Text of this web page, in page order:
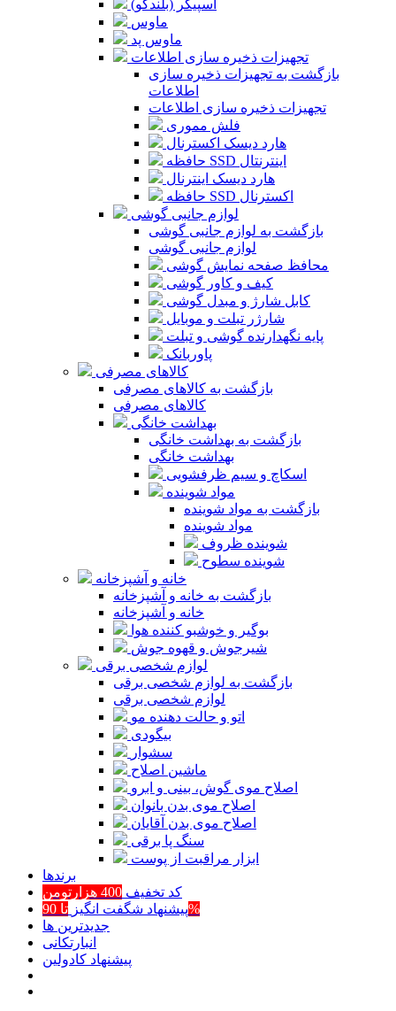
اسپیکر (بلندگو)
ماوس
ماوس پد
تجهیزات ذخیره سازی اطلاعات
بازگشت به تجهیزات ذخیره سازی
اطلاعات
تجهیزات ذخیره سازی اطلاعات
فلش مموری
هارد دیسک اکسترنال
حافظه SSD اینترنتال
هارد دیسک اینترنال
حافظه SSD اکسترنال
لوازم جانبی گوشی
بازگشت به لوازم جانبی گوشی
لوازم جانبی گوشی
محافظ صفحه نمایش گوشی
کیف و کاور گوشی
کابل شارژ و مبدل گوشی
شارژر تبلت و موبایل
پایه نگهدارنده گوشی و تبلت
پاوربانک
کالاهای مصرفی
بازگشت به کالاهای مصرفی
کالاهای مصرفی
بهداشت خانگی
بازگشت به بهداشت خانگی
بهداشت خانگی
اسکاچ و سیم ظرفشویی
مواد شوینده
بازگشت به مواد شوینده
مواد شوینده
شوینده ظروف
شوینده سطوح
خانه و آشپزخانه
بازگشت به خانه و آشپزخانه
خانه و آشپزخانه
بوگیر و خوشبو کننده هوا
شیرجوش و قهوه جوش
لوازم شخصی برقی
بازگشت به لوازم شخصی برقی
لوازم شخصی برقی
اتو و حالت دهنده مو
بیگودی
سشوار
ماشین اصلاح
اصلاح موی گوش، بینی و ابرو
اصلاح موی بدن بانوان
اصلاح موی بدن آقایان
سنگ پا برقی
ابزار مراقبت از پوست
برند‌ها
کد تخفیف 400 هزارتومن
پیشنهاد شگفت انگیزتا 90%
جدیدترین ها
انبارتکانی
پیشنهاد کادولین